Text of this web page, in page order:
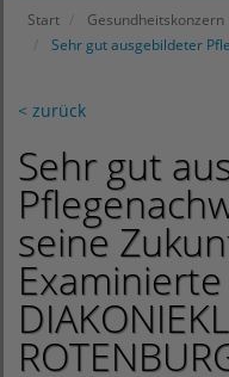
Start Gesundheitskonzern
Sehr gut ausgebildeter
< zurück
Sehr gut
seine
Examinierte